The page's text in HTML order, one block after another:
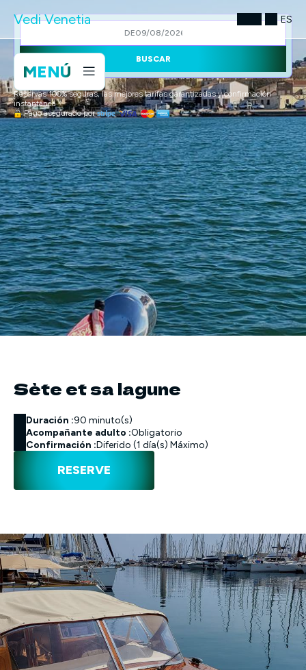
Vedi Venetia ES
MENÚ
DE
BUSCAR
Reservas 100% seguras, las mejores tarifas garantizadas y confirmación
instantánea
Pago asegurado por
Sète et sa lagune
Duración :90 minuto(s)
Acompañante adulto :Obligatorio
Confirmación :Diferido (1 día(s) Máximo)
RESERVE